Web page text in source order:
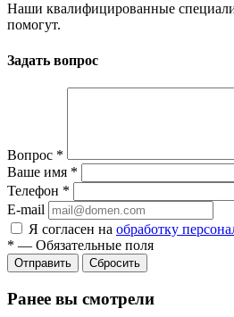
Наши квалифицированные
помогут.
Задать вопрос
Вопрос *
Ваше имя *
Телефон *
E-mail
Я согласен на обработку
* — Обязательные поля
Сбросить
Ранее вы смотрели